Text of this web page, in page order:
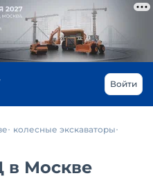
Войти
колесные экскаваторы
в Москве